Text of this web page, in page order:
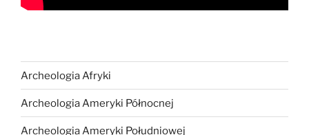
Archeologia Afryki
Archeologia Ameryki Północnej
Archeologia Ameryki Południowej